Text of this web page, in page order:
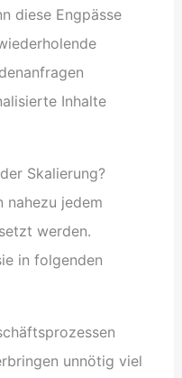
diese Engpässe
Inhalte
Skalierung?
nahezu jedem
werden.
in folgenden
unnötig viel